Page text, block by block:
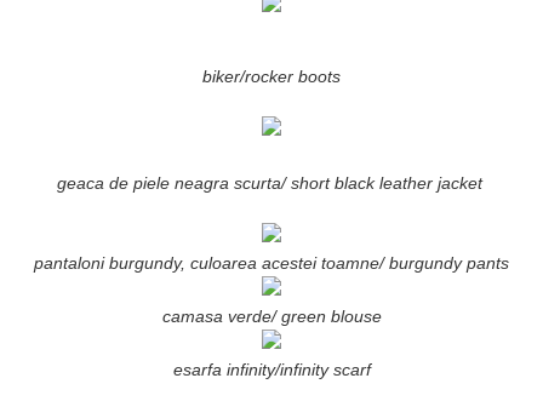
biker/rocker boots
geaca de piele neagra scurta/ short black leather jacket
pantaloni burgundy, culoarea acestei toamne/ burgundy pants
camasa verde/ green blouse
esarfa infinity/infinity scarf